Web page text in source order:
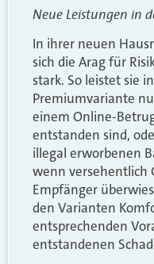
Neue Leistungen in
In ihrer neuen
sich die Arag für
stark. So leistet sie
Premiumvariante
einem Online-
entstanden sind,
illegal erworbenen
wenn versehentlich
Empfänger
den Varianten
entsprechenden
entstandenen